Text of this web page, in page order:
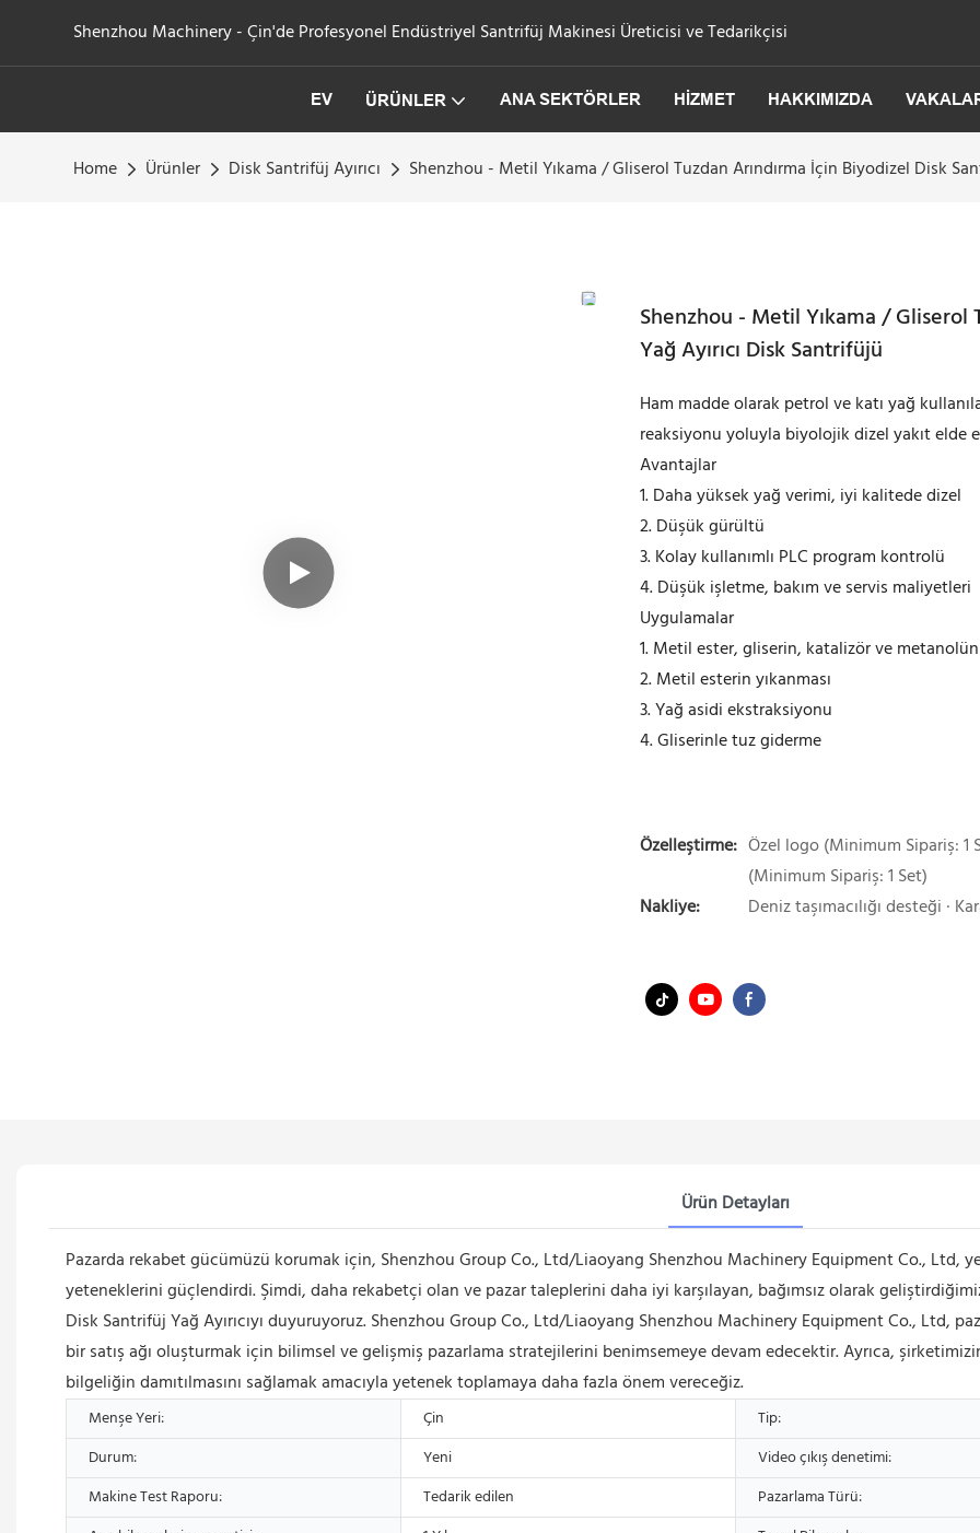
Shenzhou Machinery - Çin'de Profesyonel Endüstriyel Santrifüj Makinesi Üreticisi ve Tedarikçisi
EV ÜRÜNLER ANA SEKTÖRLER HIZMET HAKKIMIZDA
Home Ürünler Disk Santrifüj Ayırıcı Shenzhou - Metil Yıkama / Gliserol Tuzdan Arındırma İçin Biyodizel Disk
Shenzhou - Metil Yıkama /
Yağ Ayırıcı Disk Santrifüjü
Ham madde olarak petrol ve katı yağ
reaksiyonu yoluyla biyolojik dizel yakıt elde
Avantajlar
1. Daha yüksek yağ verimi, iyi kalitede dizel
2. Düşük gürültü
3. Kolay kullanımlı PLC program kontrolü
4. Düşük işletme, bakım ve servis maliyetleri
Uygulamalar
1. Metil ester, gliserin, katalizör ve metanolün
2. Metil esterin yıkanması
3. Yağ asidi ekstraksiyonu
4. Gliserinle tuz giderme
Özelleştirme: Özel logo (Minimum Sipariş: 1
(Minimum Sipariş: 1 Set)
Nakliye:
Deniz taşımacılığı desteği ·
Ürün Detayları
Pazarda rekabet gücümüzü korumak için, Shenzhou Group Co., Ltd/Liaoyang Shenzhou Machinery Equipment Co., Ltd,
yeteneklerini güçlendirdi. Şimdi, daha rekabetçi olan ve pazar taleplerini daha iyi karşılayan, bağımsız olarak
Disk Santrifüj Yağ Ayırıcıyı duyuruyoruz. Shenzhou Group Co., Ltd/Liaoyang Shenzhou Machinery Equipment Co., Ltd,
bir satış ağı oluşturmak için bilimsel ve gelişmiş pazarlama stratejilerini benimsemeye devam edecektir. Ayrıca,
bilgeliğin damıtılmasını sağlamak amacıyla yetenek toplamaya daha fazla önem vereceğiz.
Menşe Yeri: Çin
Tip:
Durum:
Yeni
Video çıkış denetimi:
Makine Test Raporu:
Tedarik edilen
Pazarlama Türü: